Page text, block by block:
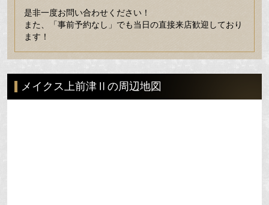
是非一度お問い合わせください！
また、「事前予約なし」でも当日の直接来店歓迎しており
ます！
メイクス上前津Ⅱの周辺地図